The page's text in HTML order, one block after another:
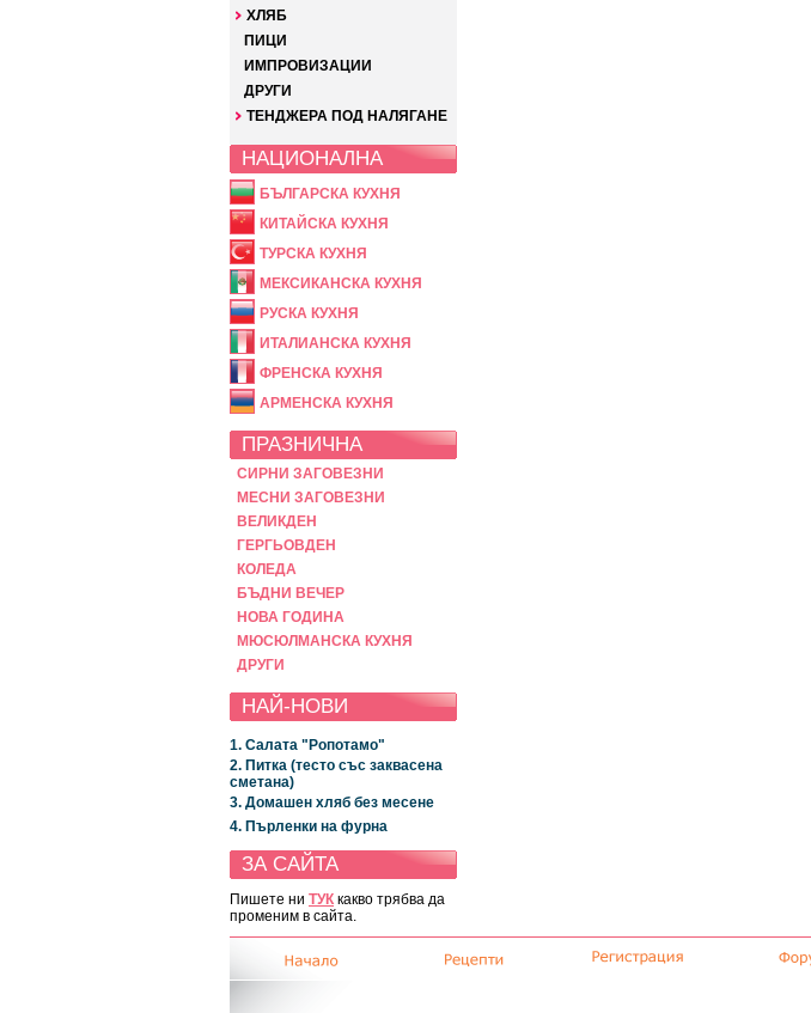
ХЛЯБ
ПИЦИ
ИМПРОВИЗАЦИИ
ДРУГИ
ТЕНДЖЕРА ПОД НАЛЯГАНЕ
НАЦИОНАЛНА
БЪЛГАРСКА КУХНЯ
КИТАЙСКА КУХНЯ
ТУРСКА КУХНЯ
МЕКСИКАНСКА КУХНЯ
РУСКА КУХНЯ
ИТАЛИАНСКА КУХНЯ
ФРЕНСКА КУХНЯ
АРМЕНСКА КУХНЯ
ПРАЗНИЧНА
СИРНИ ЗАГОВЕЗНИ
МЕСНИ ЗАГОВЕЗНИ
ВЕЛИКДЕН
ГЕРГЬОВДЕН
КОЛЕДА
БЪДНИ ВЕЧЕР
НОВА ГОДИНА
МЮСЮЛМАНСКА КУХНЯ
ДРУГИ
НАЙ-НОВИ
1. Салата "Ропотамо"
2. Питка (тесто със заквасена
сметана)
3. Домашен хляб без месене
4. Пърленки на фурна
ЗА САЙТА
Пишете ни ТУК какво трябва да
променим в сайта.